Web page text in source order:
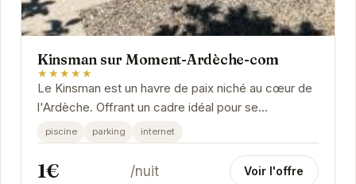
Kinsman sur Moment-Ardèche-com
★★★★★
Le Kinsman est un havre de paix niché au cœur de
l'Ardèche. Offrant un cadre idéal pour se
ressourcer, cet établissement propose des...
piscine parking internet
1€ /nuit Voir l'offre